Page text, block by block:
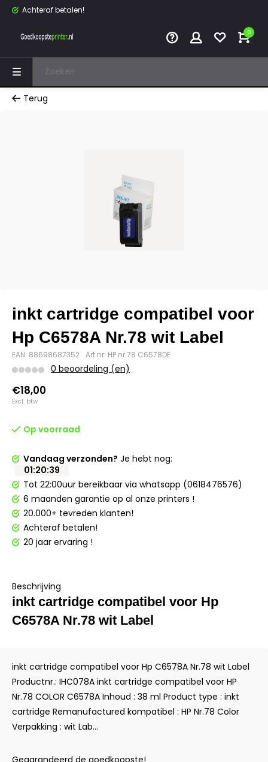
Achteraf betalen!
0
Terug
inkt cartridge compatibel voor
Hp C6578A Nr.78 wit Label
EAN: 88698687352 Art.nr: HP nr.78 C6578DE
0 beoordeling (en)
€18,00
Excl. btw
Op voorraad
Vandaag verzonden? Je hebt nog:
01:20:39
Tot 22:00uur bereikbaar via whatsapp (0618476576)
6 maanden garantie op al onze printers !
20.000+ tevreden klanten!
Achteraf betalen!
20 jaar ervaring !
Beschrijving
inkt cartridge compatibel voor Hp
C6578A Nr.78 wit Label
inkt cartridge compatibel voor Hp C6578A Nr.78 wit Label
Productnr.: IHC078A inkt cartridge compatibel voor HP
Nr.78 COLOR C6578A Inhoud : 38 ml Product type : inkt
cartridge Remanufactured kompatibel : HP Nr.78 Color
Verpakking : wit Lab...
Gegarandeerd de goedkoopste!